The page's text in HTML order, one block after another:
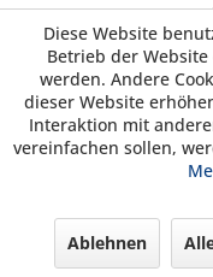
Diese Website
Betrieb der
werden. Andere
dieser Website
Interaktion mit
vereinfachen sollen,
Ablehnen